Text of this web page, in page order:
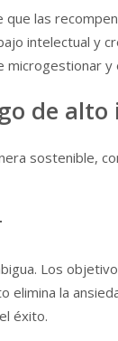
que las
intelectual y
microgestionar y
de
sostenible,
Los
elimina la
éxito.